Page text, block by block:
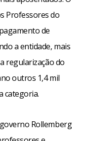
Professores do
de
a entidade, mais
regularização do
outros 1,4 mil
categoria.
Rollemberg